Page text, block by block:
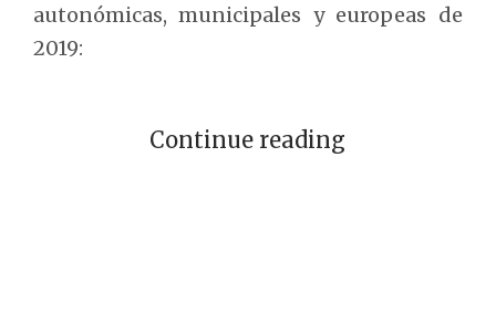
autonómicas, municipales y europeas de
2019:
Continue reading